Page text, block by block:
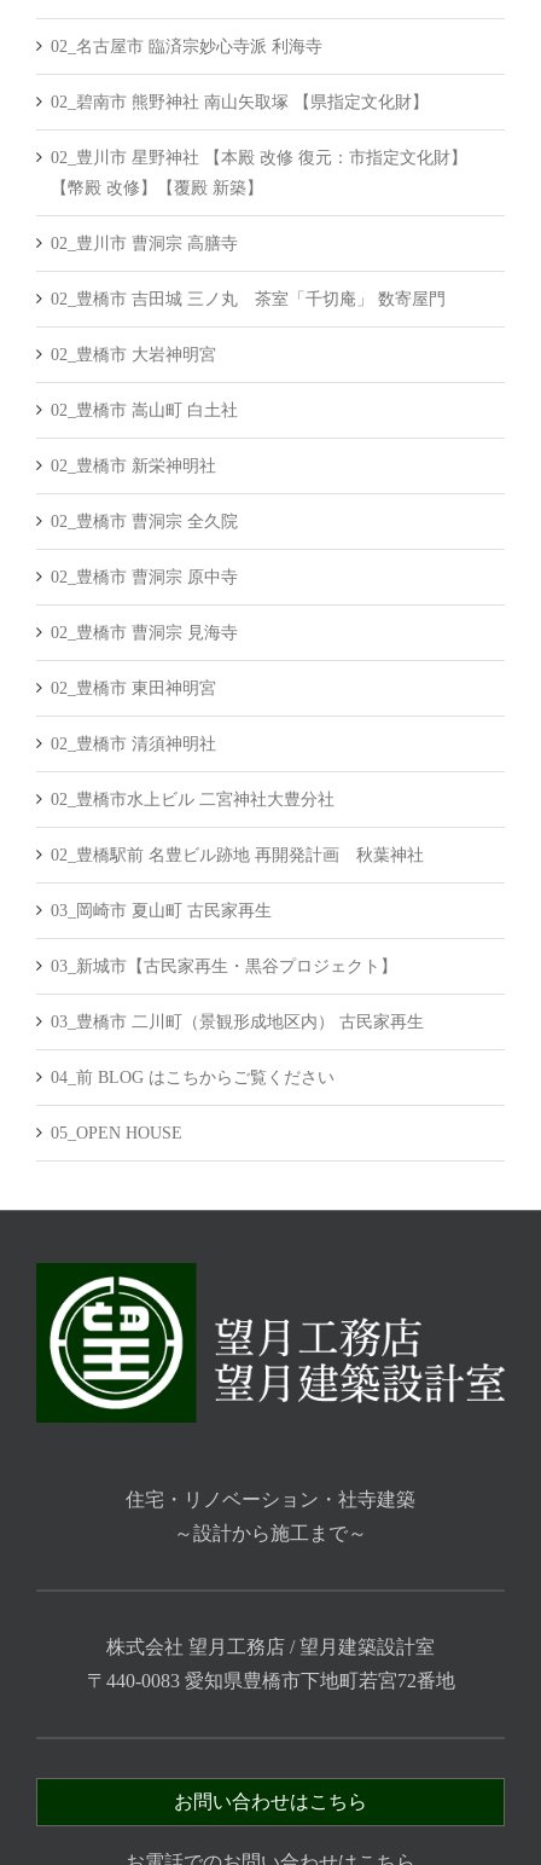
02_名古屋市 臨済宗妙心寺派 利海寺
02_碧南市 熊野神社 南山矢取塚 【県指定文化財】
02_豊川市 星野神社 【本殿 改修 復元：市指定文化財】
【幣殿 改修】【覆殿 新築】
02_豊川市 曹洞宗 高膳寺
02_豊橋市 吉田城 三ノ丸 茶室「千切庵」 数寄屋門
02_豊橋市 大岩神明宮
02_豊橋市 嵩山町 白土社
02_豊橋市 新栄神明社
02_豊橋市 曹洞宗 全久院
02_豊橋市 曹洞宗 原中寺
02_豊橋市 曹洞宗 見海寺
02_豊橋市 東田神明宮
02_豊橋市 清須神明社
02_豊橋市水上ビル 二宮神社大豊分社
02_豊橋駅前 名豊ビル跡地 再開発計画 秋葉神社
03_岡崎市 夏山町 古民家再生
03_新城市【古民家再生・黒谷プロジェクト】
03_豊橋市 二川町（景観形成地区内） 古民家再生
04_前 BLOG はこちからご覧ください
05_OPEN HOUSE
住宅・リノベーション・社寺建築
～設計から施工まで～
株式会社 望月工務店 / 望月建築設計室
〒440-0083 愛知県豊橋市下地町若宮72番地
お問い合わせはこちら